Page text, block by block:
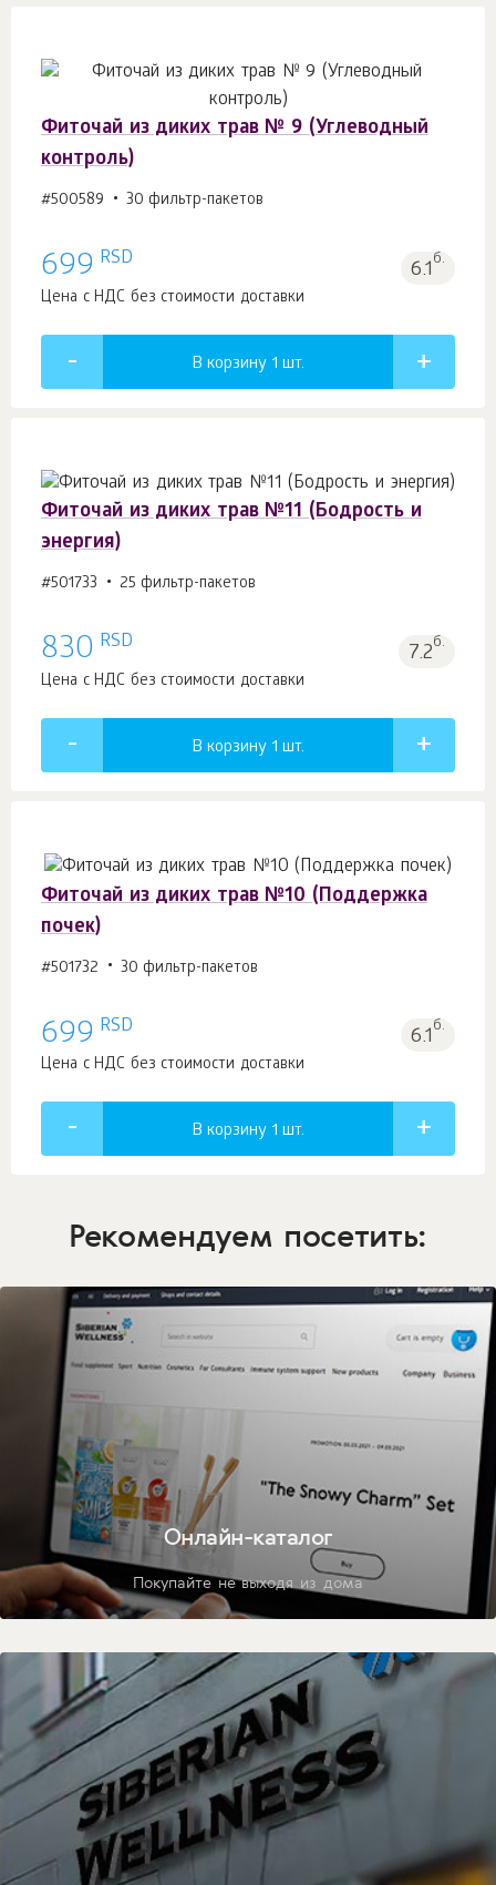
Фиточай из диких трав № 9 (Углеводный
контроль)
#500589 30 фильтр-пакетов
699 RSD 6.1б.
Цена с НДС без стоимости доставки
В корзину 1 шт.
Фиточай из диких трав №11 (Бодрость и
энергия)
#501733 25 фильтр-пакетов
830 RSD 7.2б.
Цена с НДС без стоимости доставки
В корзину 1 шт.
Фиточай из диких трав №10 (Поддержка
почек)
#501732 30 фильтр-пакетов
699 RSD 6.1б.
Цена с НДС без стоимости доставки
В корзину 1 шт.
Рекомендуем посетить:
Онлайн-каталог
Покупайте не выходя из дома